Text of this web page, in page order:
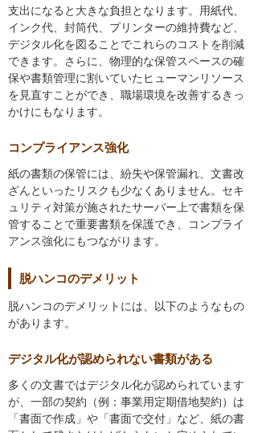
支出になると大きな負担となります。用紙代、
インク代、封筒代、プリンターの維持費など、
デジタル化を図ることでこれらのコストを削減
できます。さらに、物理的な保管スペースの確
保や書類管理に割いていたヒューマンリソース
を見直すことができ、職場環境を改善するきっ
かけにもなります。
コンプライアンス強化
紙の書類の保管には、紛失や保管漏れ、文書改
ざんといったリスクも少なくありません。セキ
ュリティ対策が施されたサーバー上で書類を保
管することで重要書類を保護でき、コンプライ
アンス強化にもつながります。
脱ハンコのデメリット
脱ハンコのデメリットには、以下のようなもの
があります。
デジタル化が認められない書類がある
多くの文書ではデジタル化が認められています
が、一部の契約（例：事業用定期借地契約）は
「書面で作成」や「書面で交付」など、紙の書